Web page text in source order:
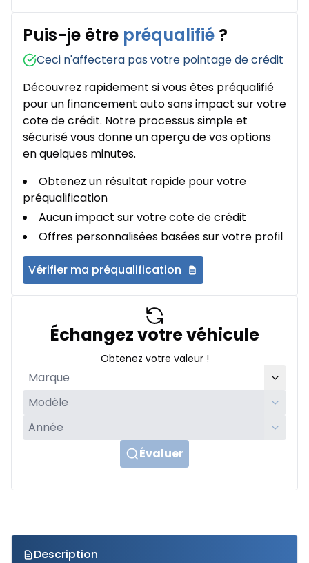
Puis-je être préqualifié ?
Ceci n'affectera pas votre pointage de crédit
Découvrez rapidement si vous êtes préqualifié
pour un financement auto sans impact sur votre
cote de crédit. Notre processus simple et
sécurisé vous donne un aperçu de vos options
en quelques minutes.
Obtenez un résultat rapide pour votre
préqualification
Aucun impact sur votre cote de crédit
Offres personnalisées basées sur votre profil
Vérifier ma préqualification
Échangez votre véhicule
Obtenez votre valeur !
Évaluer
Description